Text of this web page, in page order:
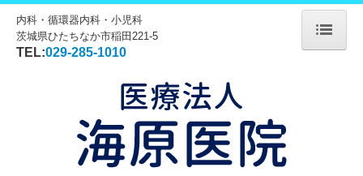
診療案内
内科・循環器内科・小児科
茨城県ひたちなか市稲田221-5
TEL:029-285-1010